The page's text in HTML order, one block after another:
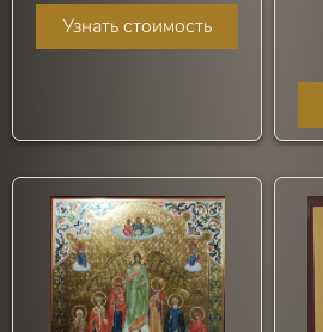
Узнать стоимость